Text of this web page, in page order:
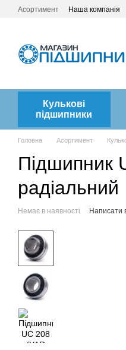
Перейти до основного
Асортимент Наша компанія
Кулькові
підшипники
Головна Асортимент
Підшипник
радіальний
Немає в наявності Написати